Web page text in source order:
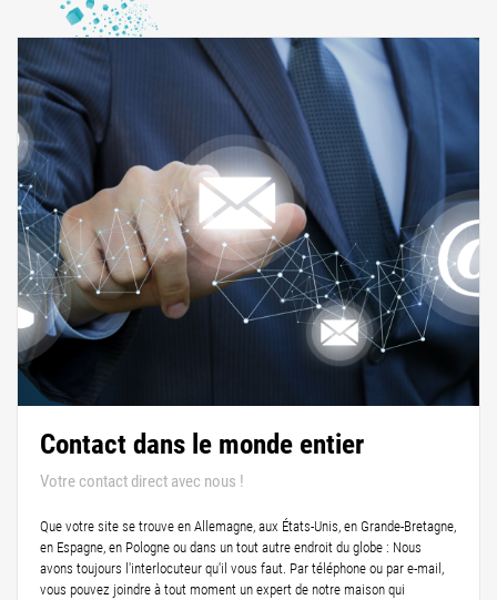
Contact dans le monde entier
Votre contact direct avec nous !
Que votre site se trouve en Allemagne, aux États-Unis, en Grande-Bretagne,
en Espagne, en Pologne ou dans un tout autre endroit du globe : Nous
avons toujours l'interlocuteur qu'il vous faut. Par téléphone ou par e-mail,
vous pouvez joindre à tout moment un expert de notre maison qui